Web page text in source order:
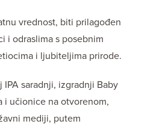
vrednost, biti prilagođen
i odraslima s posebnim
i ljubiteljima prirode.
saradnji, izgradnji Baby
i učionice na otvorenom,
mediji, putem